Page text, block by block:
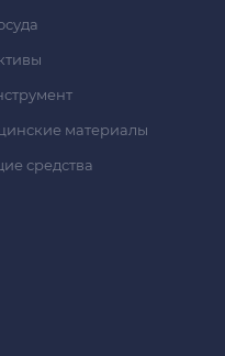
материалы
средства